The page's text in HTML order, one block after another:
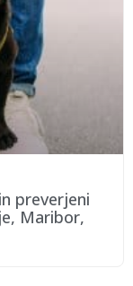
preverjeni
Maribor,